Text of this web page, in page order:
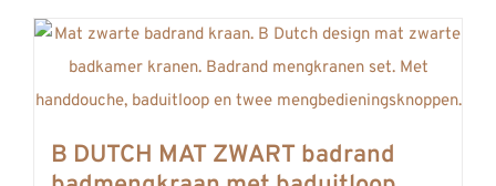
KEUKENS
MATERIALEN
FABRIEK & SHOWROOM
WEBSHOP
B DUTCH MAT ZWART badrand